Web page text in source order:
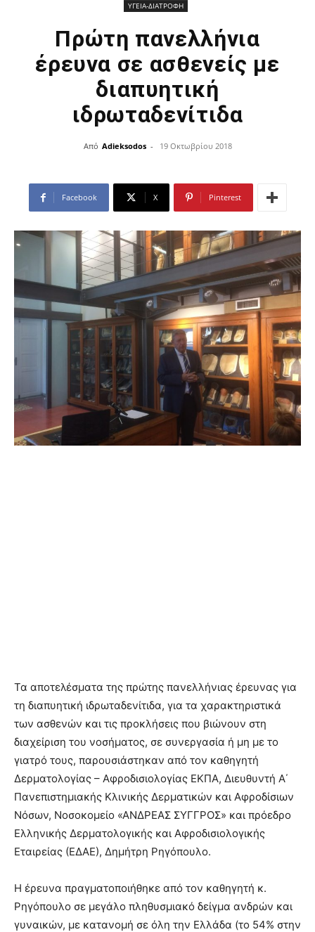
ΥΓΕΙΑ-ΔΙΑΤΡΟΦΗ
Πρώτη πανελλήνια
έρευνα σε ασθενείς με
διαπυητική
ιδρωταδενίτιδα
Από Adieksodos - 19 Οκτωβρίου 2018
Facebook X Pinterest
Τα αποτελέσματα της πρώτης πανελλήνιας έρευνας για
τη διαπυητική ιδρωταδενίτιδα, για τα χαρακτηριστικά
των ασθενών και τις προκλήσεις που βιώνουν στη
διαχείριση του νοσήματος, σε συνεργασία ή μη με το
γιατρό τους, παρουσιάστηκαν από τον καθηγητή
Δερματολογίας – Αφροδισιολογίας ΕΚΠΑ, Διευθυντή Α΄
Πανεπιστημιακής Κλινικής Δερματικών και Αφροδίσιων
Νόσων, Νοσοκομείο «ΑΝΔΡΕΑΣ ΣΥΓΓΡΟΣ» και πρόεδρο
Ελληνικής Δερματολογικής και Αφροδισιολογικής
Εταιρείας (ΕΔΑΕ), Δημήτρη Ρηγόπουλο.
Η έρευνα πραγματοποιήθηκε από τον καθηγητή κ.
Ρηγόπουλο σε μεγάλο πληθυσμιακό δείγμα ανδρών και
γυναικών, με κατανομή σε όλη την Ελλάδα (το 54% στην